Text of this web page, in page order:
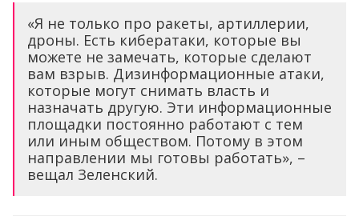
«Я не только про ракеты, артиллерии,
дроны. Есть кибератаки, которые вы
можете не замечать, которые сделают
вам взрыв. Дизинформационные атаки,
которые могут снимать власть и
назначать другую. Эти информационные
площадки постоянно работают с тем
или иным обществом. Потому в этом
направлении мы готовы работать», –
вещал Зеленский.